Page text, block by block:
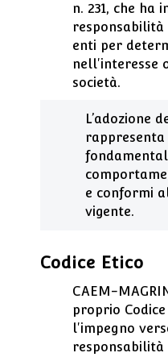
n. 231, che ha
enti per
nell'interesse
società.
L’adozione
e conformi
vigente.
Codice Etico
CAEM-
proprio
l'impegno
responsabilità